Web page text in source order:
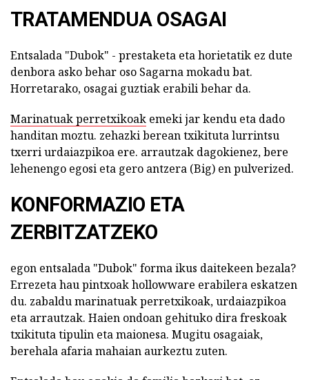
TRATAMENDUA OSAGAI
Entsalada "Dubok" - prestaketa eta horietatik ez dute
denbora asko behar oso Sagarna mokadu bat.
Horretarako, osagai guztiak erabili behar da.
Marinatuak perretxikoak emeki jar kendu eta dado
handitan moztu. zehazki berean txikituta lurrintsu
txerri urdaiazpikoa ere. arrautzak dagokienez, bere
lehenengo egosi eta gero antzera (Big) en pulverized.
KONFORMAZIO ETA
ZERBITZATZEKO
egon entsalada "Dubok" forma ikus daitekeen bezala?
Errezeta hau pintxoak hollowware erabilera eskatzen
du. zabaldu marinatuak perretxikoak, urdaiazpikoa
eta arrautzak. Haien ondoan gehituko dira freskoak
txikituta tipulin eta maionesa. Mugitu osagaiak,
berehala afaria mahaian aurkeztu zuten.